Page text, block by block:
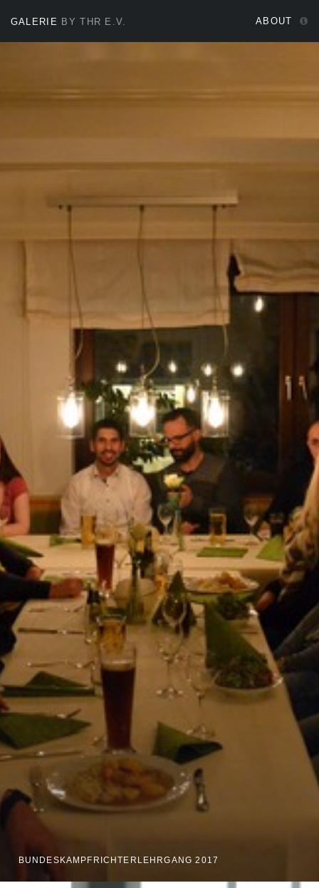
GALERIE BY THR E.V. ABOUT
BUNDESKAMPFRICHTERLEHRGANG 2017